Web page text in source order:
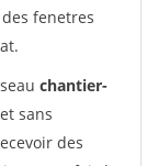
fenetres
chantier-
sans
des